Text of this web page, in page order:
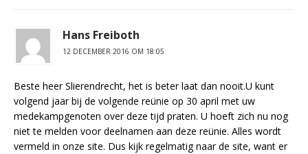
Hans Freiboth
12 DECEMBER 2016 OM 18:05
Beste heer Slierendrecht, het is beter laat dan nooit.U kunt
volgend jaar bij de volgende reünie op 30 april met uw
medekampgenoten over deze tijd praten. U hoeft zich nu nog
niet te melden voor deelnamen aan deze reünie. Alles wordt
vermeld in onze site. Dus kijk regelmatig naar de site, want er